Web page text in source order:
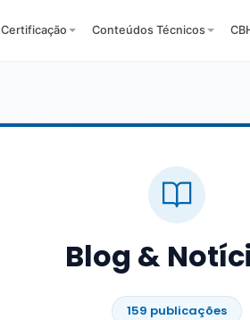
Certificação Conteúdos Técnicos
Blog &
159 publicações